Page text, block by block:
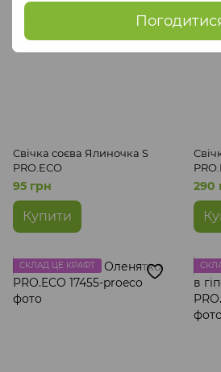
Свічка соєва Ялиночка S
PRO.ECO
95 грн
Купити
290
СКЛАД ЦЕ КРАФТ